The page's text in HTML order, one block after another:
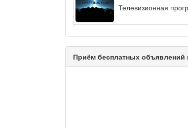
Телевизионная
Энергия удачи
Музыкально-
На
Приём бесплатных объявлений